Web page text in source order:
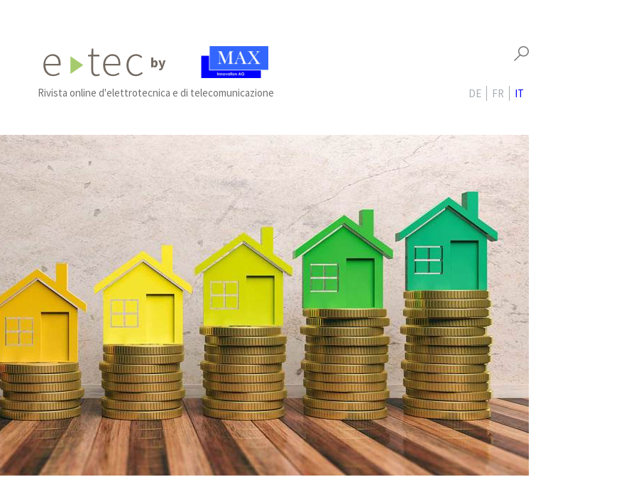
by
Rivista online d'elettrotecnica e di telecomunicazione DE FR IT